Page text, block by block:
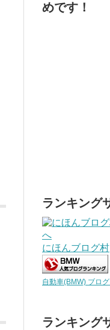
めです！
ランキング
にほんブログ村
自動車(BMW) ブロ
ランキング